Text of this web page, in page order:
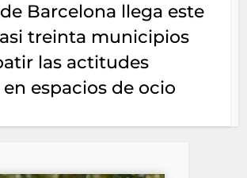
Barcelona llega este
treinta municipios
las actitudes
espacios de ocio